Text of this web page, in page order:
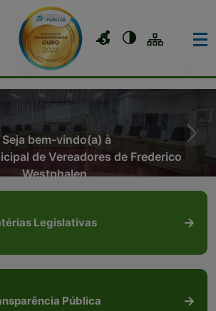
Next
Seja bem-vindo(a) à
de Vereadores de Frederico
Westphalen.
Legislativas
Pública